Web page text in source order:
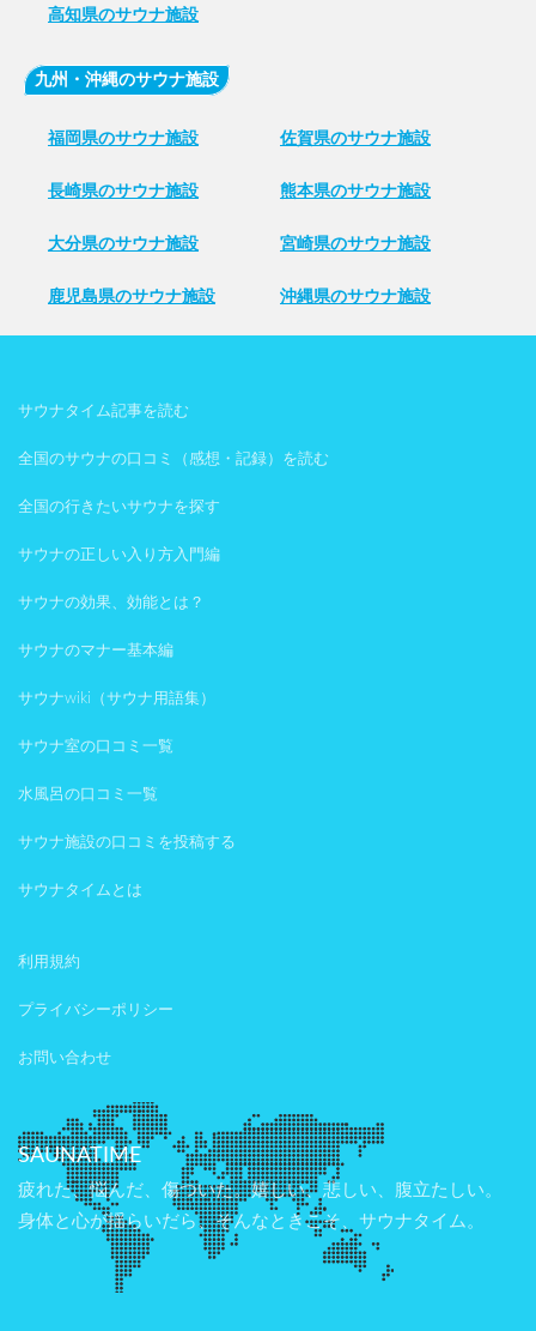
高知県のサウナ施設
九州・沖縄のサウナ施設
福岡県のサウナ施設 佐賀県のサウナ施設
長崎県のサウナ施設 熊本県のサウナ施設
大分県のサウナ施設 宮崎県のサウナ施設
鹿児島県のサウナ施設 沖縄県のサウナ施設
サウナタイム記事を読む
全国のサウナの口コミ（感想・記録）を読む
全国の行きたいサウナを探す
サウナの正しい入り方入門編
サウナの効果、効能とは？
サウナのマナー基本編
サウナwiki（サウナ用語集）
サウナ室の口コミ一覧
水風呂の口コミ一覧
サウナ施設の口コミを投稿する
サウナタイムとは
利用規約
プライバシーポリシー
お問い合わせ
SAUNATIME
疲れた、悩んだ、傷ついた。嬉しい、悲しい、腹立たしい。
身体と心が揺らいだら、そんなときこそ、サウナタイム。